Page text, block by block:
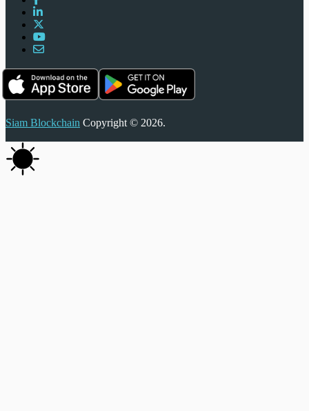
Siam Blockchain Copyright © 2026.